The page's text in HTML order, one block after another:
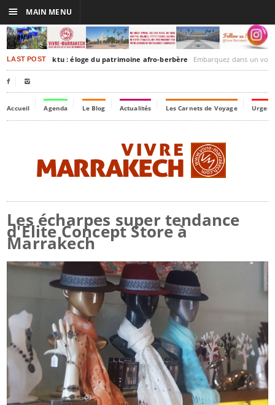
LAST POSTTimbuktu : éloge du patrimoine afro-berbère Embarquez dans un voyage culturel dans le
 
Accueil Agenda Le Blog Actualités Les Carnets de Voyage
Les écharpes super tendance
d'Elite Concept Store à
Marrakech
☰ MAIN MENU